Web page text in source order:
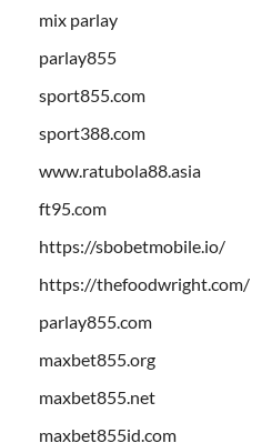
mix parlay
parlay855
sport855.com
sport388.com
www.ratubola88.asia
ft95.com
https://sbobetmobile.io/
https://thefoodwright.com/
parlay855.com
maxbet855.org
maxbet855.net
maxbet855id.com